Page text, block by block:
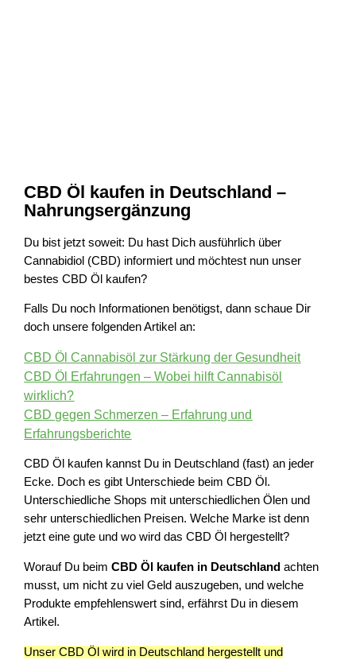
CBD Öl kaufen in Deutschland –
Nahrungsergänzung
Du bist jetzt soweit: Du hast Dich ausführlich über
Cannabidiol (CBD) informiert und möchtest nun unser
bestes CBD Öl kaufen?
Falls Du noch Informationen benötigst, dann schaue Dir
doch unsere folgenden Artikel an:
CBD Öl Cannabisöl zur Stärkung der Gesundheit
CBD Öl Erfahrungen – Wobei hilft Cannabisöl
wirklich?
CBD gegen Schmerzen – Erfahrung und
Erfahrungsberichte
CBD Öl kaufen kannst Du in Deutschland (fast) an jeder
Ecke. Doch es gibt Unterschiede beim CBD Öl.
Unterschiedliche Shops mit unterschiedlichen Ölen und
sehr unterschiedlichen Preisen. Welche Marke ist denn
jetzt eine gute und wo wird das CBD Öl hergestellt?
Worauf Du beimCBD Öl kaufen in Deutschland achten
musst, um nicht zu viel Geld auszugeben, und welche
Produkte empfehlenswert sind, erfährst Du in diesem
Artikel.
Unser CBD Öl wird in Deutschland hergestellt und